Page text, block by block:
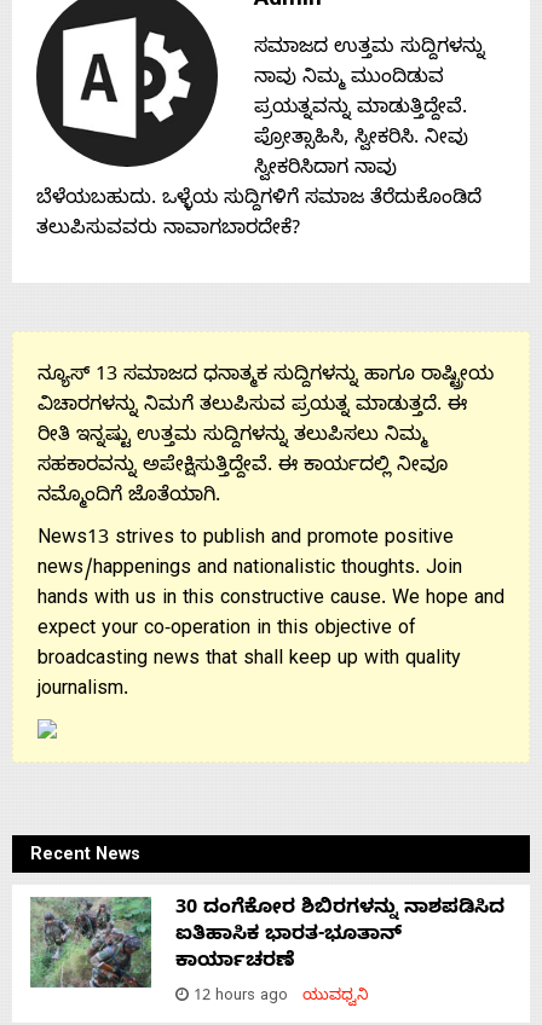
Us
ಸಮಾಜದ ಉತ್ತಮ ಸುದ್ದಿಗಳನ್ನು
ನಾವು ನಿಮ್ಮ ಮುಂದಿಡುವ
ಪ್ರಯತ್ನವನ್ನು ಮಾಡುತ್ತಿದ್ದೇವೆ.
ಪ್ರೋತ್ಸಾಹಿಸಿ, ಸ್ವೀಕರಿಸಿ. ನೀವು
ಸ್ವೀಕರಿಸಿದಾಗ ನಾವು
ಬೆಳೆಯಬಹುದು. ಒಳ್ಳೆಯ ಸುದ್ದಿಗಳಿಗೆ ಸಮಾಜ ತೆರೆದುಕೊಂಡಿದೆ
ತಲುಪಿಸುವವರು ನಾವಾಗಬಾರದೇಕೆ?
ನ್ಯೂಸ್ 13 ಸಮಾಜದ ಧನಾತ್ಮಕ ಸುದ್ದಿಗಳನ್ನು ಹಾಗೂ ರಾಷ್ಟ್ರೀಯ
ವಿಚಾರಗಳನ್ನು ನಿಮಗೆ ತಲುಪಿಸುವ ಪ್ರಯತ್ನ ಮಾಡುತ್ತದೆ. ಈ
ರೀತಿ ಇನ್ನಷ್ಟು ಉತ್ತಮ ಸುದ್ದಿಗಳನ್ನು ತಲುಪಿಸಲು ನಿಮ್ಮ
ಸಹಕಾರವನ್ನು ಅಪೇಕ್ಷಿಸುತ್ತಿದ್ದೇವೆ. ಈ ಕಾರ್ಯದಲ್ಲಿ ನೀವೂ
ನಮ್ಮೊಂದಿಗೆ ಜೊತೆಯಾಗಿ.
News13 strives to publish and promote positive
news/happenings and nationalistic thoughts. Join
hands with us in this constructive cause. We hope and
expect your co-operation in this objective of
broadcasting news that shall keep up with quality
journalism.
Recent News
30 ದಂಗೆಕೋರ ಶಿಬಿರಗಳನ್ನು ನಾಶಪಡಿಸಿದ
ಐತಿಹಾಸಿಕ ಭಾರತ-ಭೂತಾನ್
ಕಾರ್ಯಾಚರಣೆ
12 hours ago ಯುವಧ್ವನಿ